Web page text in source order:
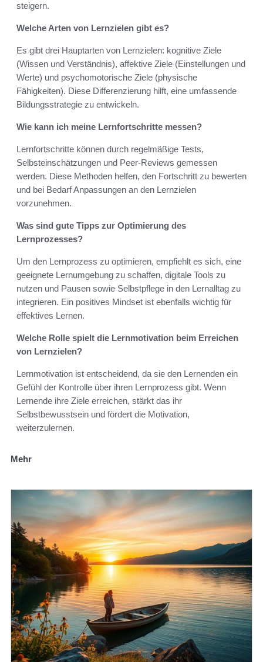
steigern.
Welche Arten von Lernzielen gibt es?
Es gibt drei Hauptarten von Lernzielen: kognitive Ziele
(Wissen und Verständnis), affektive Ziele (Einstellungen und
Werte) und psychomotorische Ziele (physische
Fähigkeiten). Diese Differenzierung hilft, eine umfassende
Bildungsstrategie zu entwickeln.
Wie kann ich meine Lernfortschritte messen?
Lernfortschritte können durch regelmäßige Tests,
Selbsteinschätzungen und Peer-Reviews gemessen
werden. Diese Methoden helfen, den Fortschritt zu bewerten
und bei Bedarf Anpassungen an den Lernzielen
vorzunehmen.
Was sind gute Tipps zur Optimierung des
Lernprozesses?
Um den Lernprozess zu optimieren, empfiehlt es sich, eine
geeignete Lernumgebung zu schaffen, digitale Tools zu
nutzen und Pausen sowie Selbstpflege in den Lernalltag zu
integrieren. Ein positives Mindset ist ebenfalls wichtig für
effektives Lernen.
Welche Rolle spielt die Lernmotivation beim Erreichen
von Lernzielen?
Lernmotivation ist entscheidend, da sie den Lernenden ein
Gefühl der Kontrolle über ihren Lernprozess gibt. Wenn
Lernende ihre Ziele erreichen, stärkt das ihr
Selbstbewusstsein und fördert die Motivation,
weiterzulernen.
Mehr